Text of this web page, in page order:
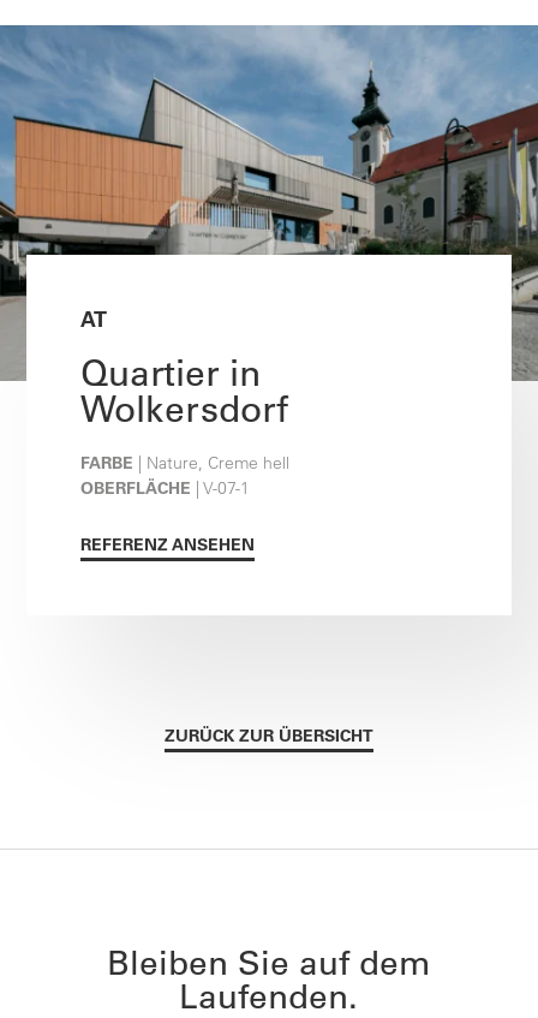
AT
Quartier in
Wolkersdorf
FARBE | Nature, Creme hell
OBERFLÄCHE | V-07-1
REFERENZ ANSEHEN
ZURÜCK ZUR ÜBERSICHT
Bleiben Sie auf dem
Laufenden.